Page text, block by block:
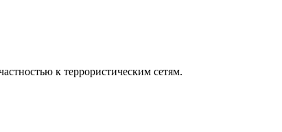
к террористическим сетям.